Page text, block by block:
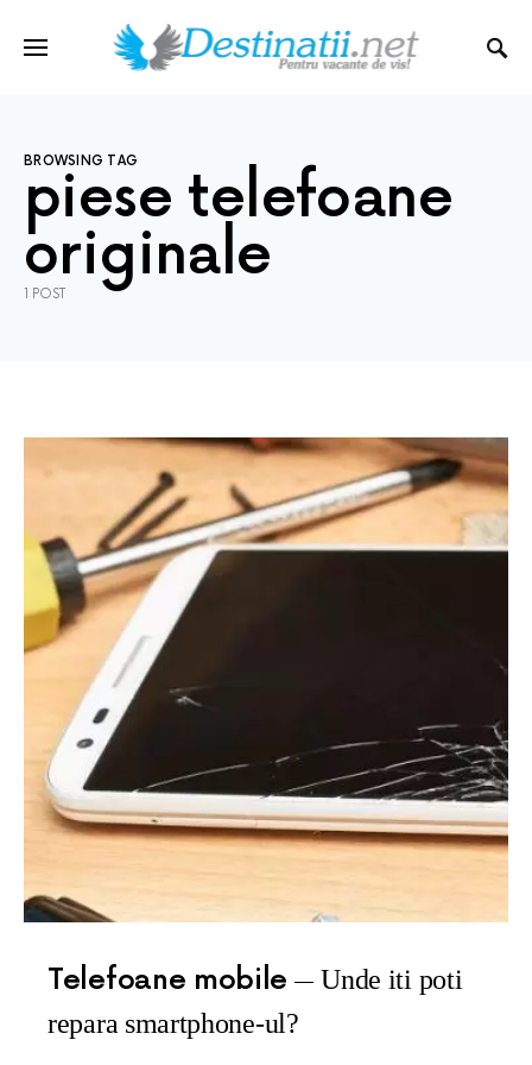
BROWSING TAG
piese telefoane
originale
1 POST
Telefoane mobile
Unde iti poti
repara smartphone-ul?